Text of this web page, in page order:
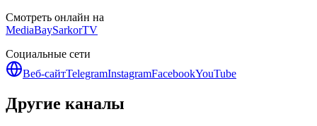
Смотреть онлайн на
MediaBaySarkorTV
Социальные сети
Веб-сайтTelegramInstagramFacebookYouTube
Другие каналы